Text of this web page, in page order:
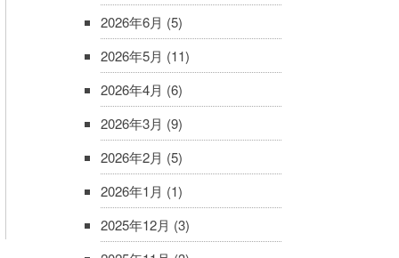
2026年6月 (5)
2026年5月 (11)
2026年4月 (6)
2026年3月 (9)
2026年2月 (5)
2026年1月 (1)
2025年12月 (3)